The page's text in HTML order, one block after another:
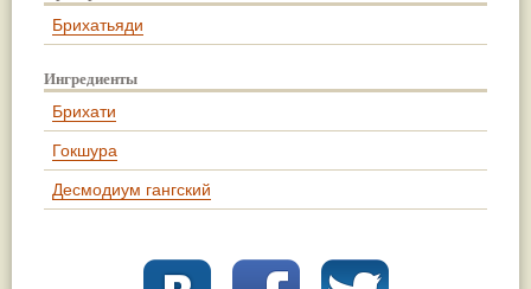
Брихатьяди
Ингредиенты
Брихати
Гокшура
Десмодиум гангский